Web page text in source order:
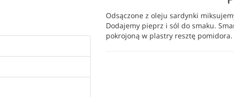
Odsączone z oleju sardynki
Dodajemy pieprz i sól do smaku.
pokrojoną w plastry resztę pomidora.